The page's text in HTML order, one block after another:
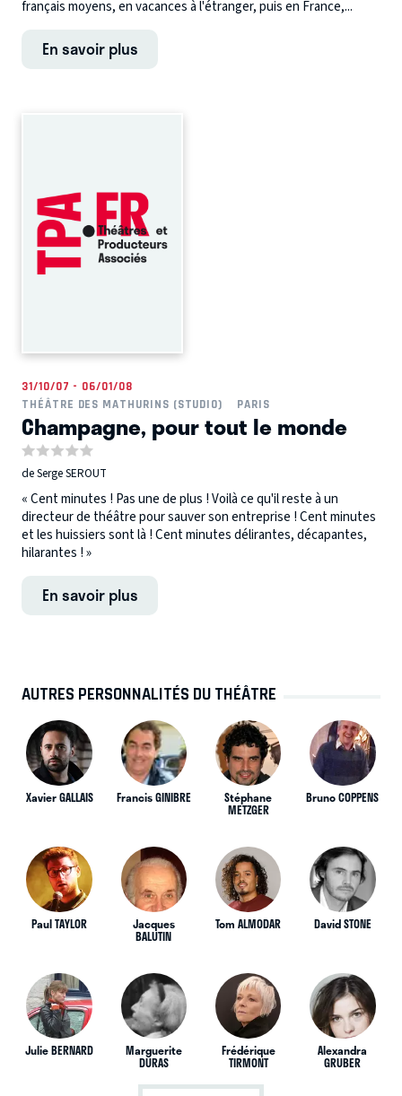
français moyens, en vacances à l'étranger, puis en France,...
En savoir plus
31/10/07 - 06/01/08
THÉÂTRE DES MATHURINS (STUDIO)
PARIS
Champagne, pour tout le monde
de Serge SEROUT
« Cent minutes ! Pas une de plus ! Voilà ce qu'il reste à un
directeur de théâtre pour sauver son entreprise ! Cent minutes
et les huissiers sont là ! Cent minutes délirantes, décapantes,
hilarantes ! »
En savoir plus
AUTRES PERSONNALITÉS DU THÉÂTRE
Xavier GALLAIS Francis GINIBRE Stéphane
METZGER
Bruno COPPENS
Paul TAYLOR Jacques
BALUTIN
Tom ALMODAR David STONE
Julie BERNARD Marguerite
DURAS
Frédérique
TIRMONT
Alexandra
GRUBER